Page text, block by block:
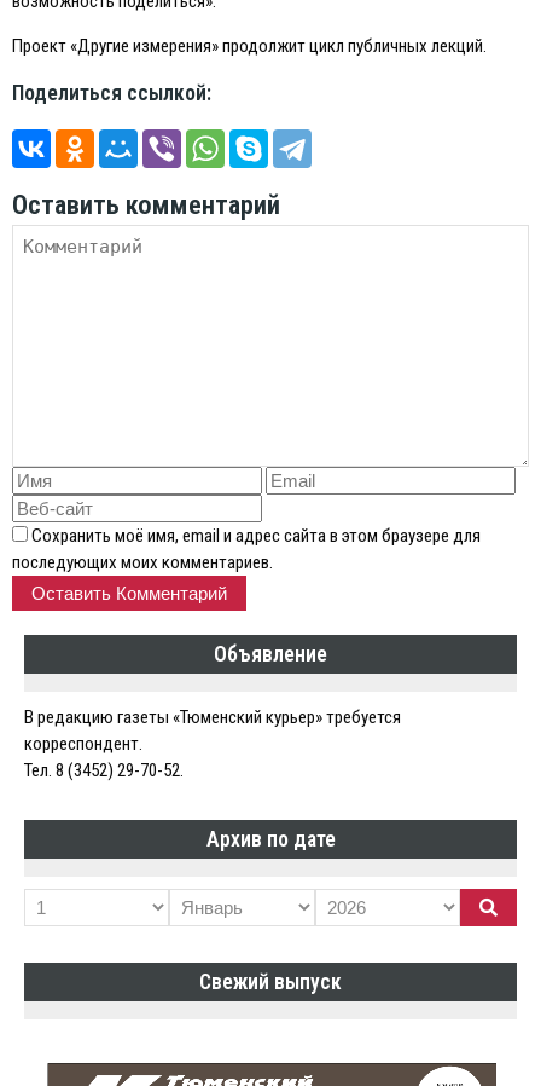
Проект «Другие измерения» продолжит цикл публичных лекций.
Поделиться ссылкой:
Оставить комментарий
Сохранить моё имя, email и адрес сайта в этом браузере для
последующих моих комментариев.
Объявление
В редакцию газеты «Тюменский курьер» требуется
корреспондент.
Тел. 8 (3452) 29-70-52.
Архив по дате
Свежий выпуск